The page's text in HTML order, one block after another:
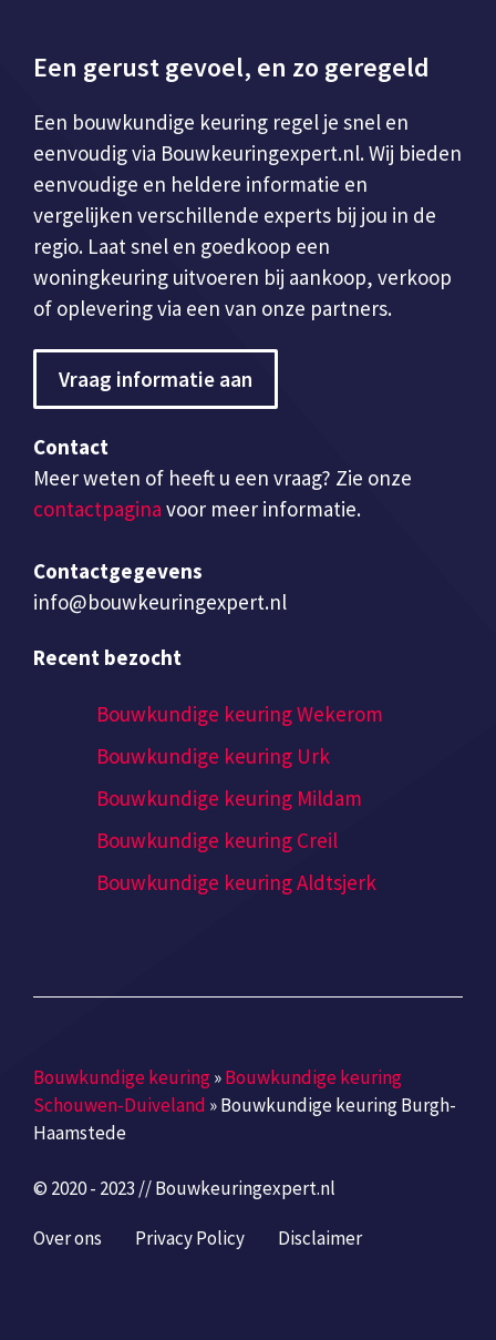
Een gerust gevoel, en zo geregeld
Een bouwkundige keuring regel je snel en
eenvoudig via Bouwkeuringexpert.nl. Wij bieden
eenvoudige en heldere informatie en
vergelijken verschillende experts bij jou in de
regio. Laat snel en goedkoop een
woningkeuring uitvoeren bij aankoop, verkoop
of oplevering via een van onze partners.
Vraag informatie aan
Contact
Meer weten of heeft u een vraag? Zie onze
contactpagina voor meer informatie.
Contactgegevens
info@bouwkeuringexpert.nl
Recent bezocht
Bouwkundige keuring Wekerom
Bouwkundige keuring Urk
Bouwkundige keuring Mildam
Bouwkundige keuring Creil
Bouwkundige keuring Aldtsjerk
Bouwkundige keuring»Bouwkundige keuring
Schouwen-Duiveland »Bouwkundige keuring Burgh-
Haamstede
© 2020 - 2023 // Bouwkeuringexpert.nl
Over ons Privacy Policy Disclaimer